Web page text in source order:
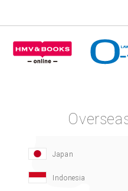
Japan
Indonesia